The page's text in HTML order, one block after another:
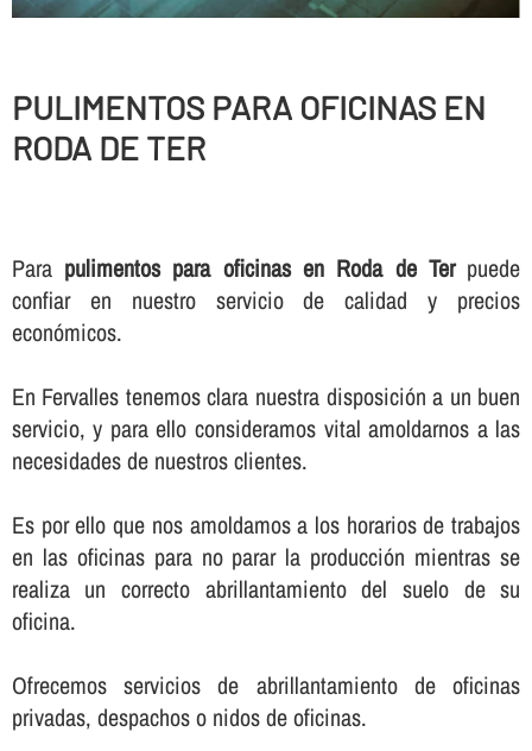
PULIMENTOS PARA OFICINAS EN
RODA DE TER
Para pulimentos para oficinas en Roda de Terpuede
confiar en nuestro servicio de calidad y precios
económicos.
En Fervalles tenemos clara nuestra disposición a un buen
servicio, y para ello consideramos vital amoldarnos a las
necesidades de nuestros clientes.
Es por ello que nos amoldamos a los horarios de trabajos
en las oficinas para no parar la producción mientras se
realiza un correcto abrillantamiento del suelo de su
oficina.
Ofrecemos servicios de abrillantamiento de oficinas
privadas, despachos o nidos de oficinas.